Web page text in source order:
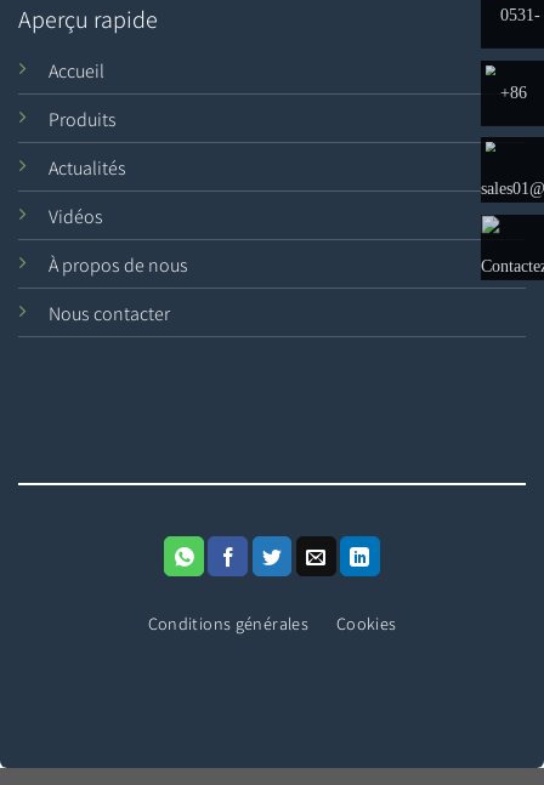
Aperçu rapide
Accueil
Produits
Actualités
Vidéos
À propos de nous
Nous contacter
Conditions générales Cookies
0531-
+86